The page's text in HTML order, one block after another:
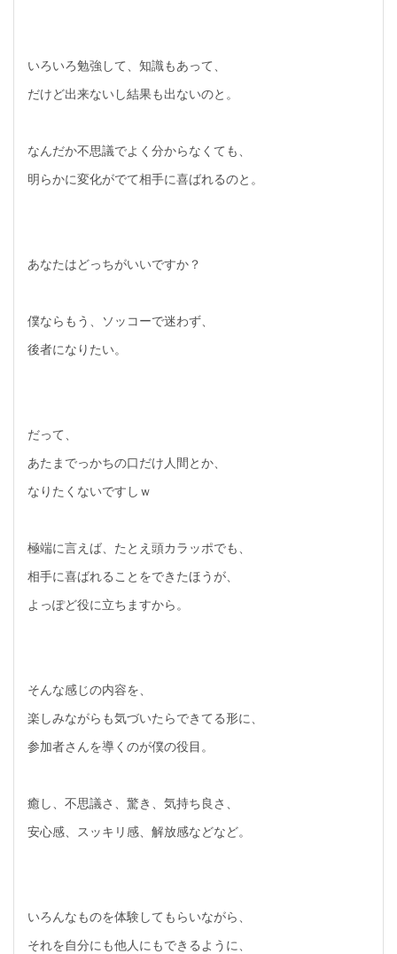
いろいろ勉強して、知識もあって、
だけど出来ないし結果も出ないのと。
なんだか不思議でよく分からなくても、
明らかに変化がでて相手に喜ばれるのと。
あなたはどっちがいいですか？
僕ならもう、ソッコーで迷わず、
後者になりたい。
だって、
あたまでっかちの口だけ人間とか、
なりたくないですしｗ
極端に言えば、たとえ頭カラッポでも、
相手に喜ばれることをできたほうが、
よっぽど役に立ちますから。
そんな感じの内容を、
楽しみながらも気づいたらできてる形に、
参加者さんを導くのが僕の役目。
癒し、不思議さ、驚き、気持ち良さ、
安心感、スッキリ感、解放感などなど。
いろんなものを体験してもらいながら、
それを自分にも他人にもできるように、